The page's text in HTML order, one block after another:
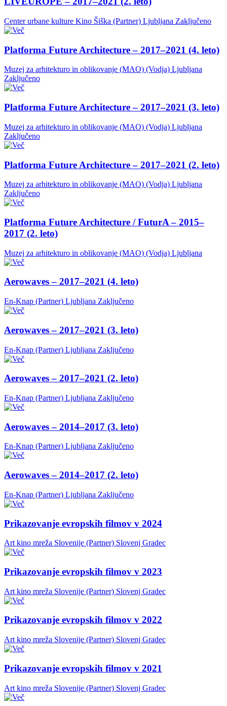
Center urbane kulture Kino Šiška (Partner) Ljubljana Zaključeno
Platforma Future Architecture – 2017–2021 (4. leto)
Muzej za arhitekturo in oblikovanje (MAO) (Vodja) Ljubljana
Zaključeno
Platforma Future Architecture – 2017–2021 (3. leto)
Muzej za arhitekturo in oblikovanje (MAO) (Vodja) Ljubljana
Zaključeno
Platforma Future Architecture – 2017–2021 (2. leto)
Muzej za arhitekturo in oblikovanje (MAO) (Vodja) Ljubljana
Zaključeno
Platforma Future Architecture / FuturA – 2015–
2017 (2. leto)
Muzej za arhitekturo in oblikovanje (MAO) (Vodja) Ljubljana
Aerowaves – 2017–2021 (4. leto)
En-Knap (Partner) Ljubljana Zaključeno
Aerowaves – 2017–2021 (3. leto)
En-Knap (Partner) Ljubljana Zaključeno
Aerowaves – 2017–2021 (2. leto)
En-Knap (Partner) Ljubljana Zaključeno
Aerowaves – 2014–2017 (3. leto)
En-Knap (Partner) Ljubljana Zaključeno
Aerowaves – 2014–2017 (2. leto)
En-Knap (Partner) Ljubljana Zaključeno
Prikazovanje evropskih filmov v 2024
Art kino mreža Slovenije (Partner) Slovenj Gradec
Prikazovanje evropskih filmov v 2023
Art kino mreža Slovenije (Partner) Slovenj Gradec
Prikazovanje evropskih filmov v 2022
Art kino mreža Slovenije (Partner) Slovenj Gradec
Prikazovanje evropskih filmov v 2021
Art kino mreža Slovenije (Partner) Slovenj Gradec